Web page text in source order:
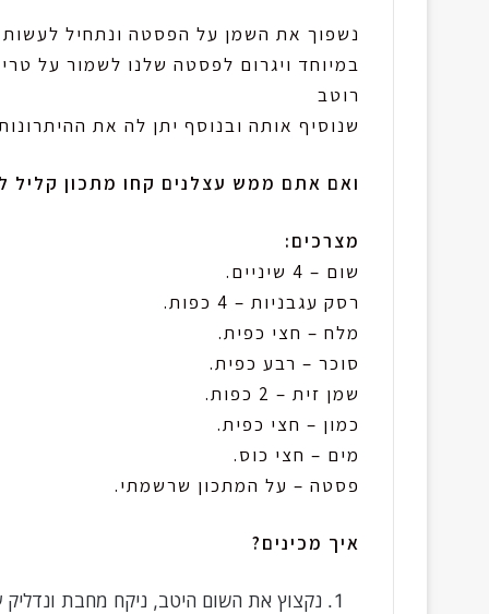
נשפוך את השמן על הפסטה ונתחיל
במיוחד ויגרום לפסטה שלנו לשמור על
רוטב
שנוסיף אותה ובנוסף יתן לה את
ואם אתם ממש עצלנים קחו מתכון קליל
מצרכים:
שום – 4 שיניים.
רסק עגבניות – 4 כפות.
מלח – חצי כפית.
סוכר – רבע כפית.
שמן זית – 2 כפות.
כמון – חצי כפית.
מים – חצי כוס.
פסטה – על המתכון שרשמתי.
איך מכינים?
נקצוץ את השום היטב, ניקח מחבת ונדליק